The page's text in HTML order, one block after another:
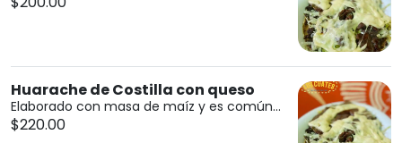
Huarache de Costilla con queso
Elaborado con masa de maíz y es común...
$220.00